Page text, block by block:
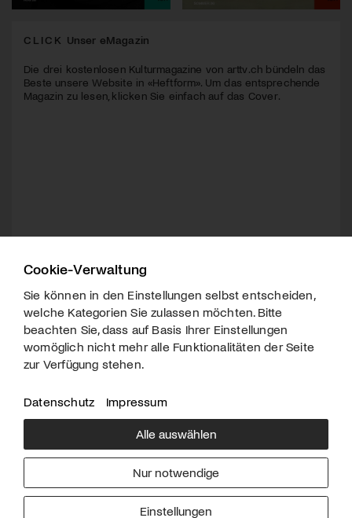
CLICK Unser eMagazin
Die drei kostenlosen Kulturmagazine von arttv.ch bündeln das
Beste unsere Website in «Heftform». Um das entsprechende
Magazin zu lesen, klicken Sie einfach auf das Cover.
Über uns
Downloads
Werben
Impressum
Cookie-Verwaltung
Sie können in den Einstellungen selbst entscheiden,
welche Kategorien Sie zulassen möchten. Bitte
beachten Sie, dass auf Basis Ihrer Einstellungen
womöglich nicht mehr alle Funktionalitäten der Seite
zur Verfügung stehen.
Datenschutz Impressum
Alle auswählen
Nur notwendige
Einstellungen